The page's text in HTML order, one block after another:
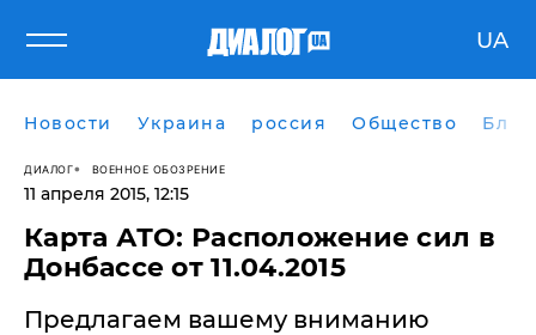
UA
Новости Украина россия Общество
ДИАЛОГ ВОЕННОЕ ОБОЗРЕНИЕ
11 апреля 2015, 12:15
Карта АТО: Расположение сил в
Донбассе от 11.04.2015
Предлагаем вашему вниманию